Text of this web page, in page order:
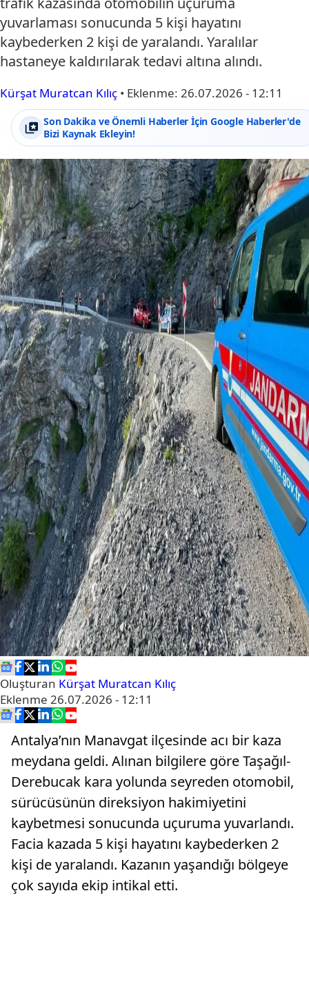
yuvarlaması sonucunda 5 kişi hayatını
kaybederken 2 kişi de yaralandı. Yaralılar
hastaneye kaldırılarak tedavi altına alındı.
Kürşat Muratcan Kılıç • Eklenme: 26.07.2026 - 12:11
Son Dakika ve Önemli Haberler İçin Google Haberler'de
Bizi Kaynak Ekleyin!
Oluşturan Kürşat Muratcan Kılıç
Eklenme 26.07.2026 - 12:11
Antalya’nın Manavgat ilçesinde acı bir kaza
meydana geldi. Alınan bilgilere göre Taşağıl-
Derebucak kara yolunda seyreden otomobil,
sürücüsünün direksiyon hakimiyetini
kaybetmesi sonucunda uçuruma yuvarlandı.
Facia kazada 5 kişi hayatını kaybederken 2
kişi de yaralandı. Kazanın yaşandığı bölgeye
çok sayıda ekip intikal etti.